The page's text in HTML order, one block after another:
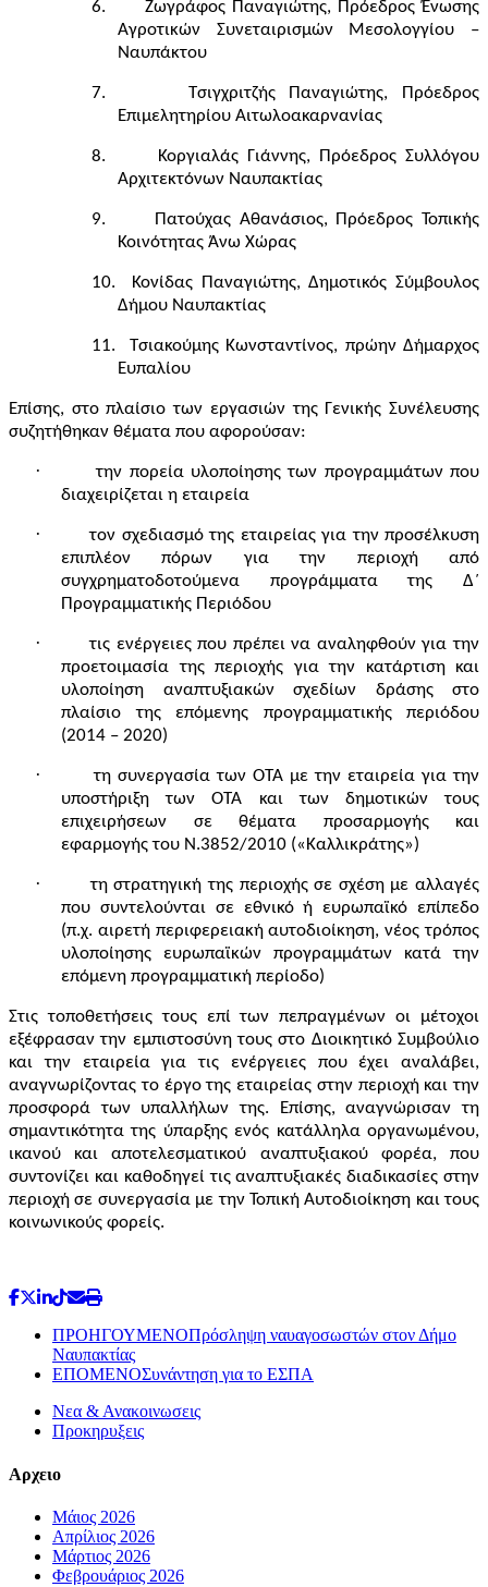
6.
Ζωγράφος Παναγιώτης, Πρόεδρος Ένωσης
Αγροτικών Συνεταιρισμών Μεσολογγίου –
Ναυπάκτου
7.
Τσιγχριτζής Παναγιώτης, Πρόεδρος
Επιμελητηρίου Αιτωλοακαρνανίας
8.
Κοργιαλάς Γιάννης, Πρόεδρος Συλλόγου
Αρχιτεκτόνων Ναυπακτίας
9.
Πατούχας Αθανάσιος, Πρόεδρος Τοπικής
Κοινότητας Άνω Χώρας
10.
Κονίδας Παναγιώτης, Δημοτικός Σύμβουλος
Δήμου Ναυπακτίας
11.
Τσιακούμης Κωνσταντίνος, πρώην Δήμαρχος
Ευπαλίου
Επίσης, στο πλαίσιο των εργασιών της Γενικής Συνέλευσης
συζητήθηκαν θέματα που αφορούσαν:
·
την πορεία υλοποίησης των προγραμμάτων που
διαχειρίζεται η εταιρεία
·
τον σχεδιασμό της εταιρείας για την προσέλκυση
επιπλέον πόρων για την περιοχή από
συγχρηματοδοτούμενα προγράμματα της Δ΄
Προγραμματικής Περιόδου
·
τις ενέργειες που πρέπει να αναληφθούν για την
προετοιμασία της περιοχής για την κατάρτιση και
υλοποίηση αναπτυξιακών σχεδίων δράσης στο
πλαίσιο της επόμενης προγραμματικής περιόδου
(2014 – 2020)
·
τη συνεργασία των ΟΤΑ με την εταιρεία για την
υποστήριξη των ΟΤΑ και των δημοτικών τους
επιχειρήσεων σε θέματα προσαρμογής και
εφαρμογής του Ν.3852/2010 («Καλλικράτης»)
·
τη στρατηγική της περιοχής σε σχέση με αλλαγές
που συντελούνται σε εθνικό ή ευρωπαϊκό επίπεδο
(π.χ. αιρετή περιφερειακή αυτοδιοίκηση, νέος τρόπος
υλοποίησης ευρωπαϊκών προγραμμάτων κατά την
επόμενη προγραμματική περίοδο)
Στις τοποθετήσεις τους επί των πεπραγμένων οι μέτοχοι
εξέφρασαν την εμπιστοσύνη τους στο Διοικητικό Συμβούλιο
και την εταιρεία για τις ενέργειες που έχει αναλάβει,
αναγνωρίζοντας το έργο της εταιρείας στην περιοχή και την
προσφορά των υπαλλήλων της. Επίσης, αναγνώρισαν τη
σημαντικότητα της ύπαρξης ενός κατάλληλα οργανωμένου,
ικανού και αποτελεσματικού αναπτυξιακού φορέα, που
συντονίζει και καθοδηγεί τις αναπτυξιακές διαδικασίες στην
περιοχή σε συνεργασία με την Τοπική Αυτοδιοίκηση και τους
κοινωνικούς φορείς.
ΠΡΟΗΓΟΥΜΕΝΟΠρόσληψη ναυαγοσωστών στον Δήμο
Ναυπακτίας
ΕΠΟΜΕΝΟΣυνάντηση για το ΕΣΠΑ
Νεα & Ανακοινωσεις
Προκηρυξεις
Αρχειο
Μάιος 2026
Απρίλιος 2026
Μάρτιος 2026
Φεβρουάριος 2026